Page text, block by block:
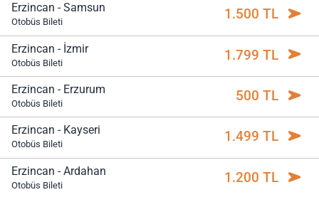
Erzincan - Samsun
Otobüs Bileti 1.500 TL
Erzincan - İzmir
Otobüs Bileti 1.799 TL
Erzincan - Erzurum
Otobüs Bileti 500 TL
Erzincan - Kayseri
Otobüs Bileti 1.499 TL
Erzincan - Ardahan
Otobüs Bileti 1.200 TL